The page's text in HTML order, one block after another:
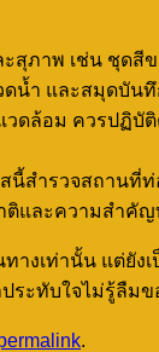
สุภาพ เช่น ชุด
วดน้ำ และสมุด
ดล้อม ควรปฏิบั
สำรวจสถานที่
และความสำคัญ
างเท่านั้น แต่ยั
ะทับใจไม่รู้ลืม
.